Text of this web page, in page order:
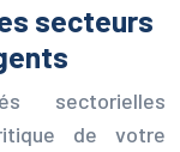
secteurs
sectorielles
de votre